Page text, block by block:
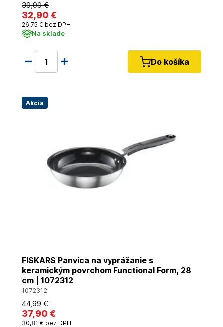
39,99 €
32,90 €
26,75 € bez DPH
Na sklade
Do košíka
Akcia
FISKARS Panvica na vyprážanie s
keramickým povrchom Functional Form, 28
cm | 1072312
1072312
44,99 €
37,90 €
30,81 € bez DPH